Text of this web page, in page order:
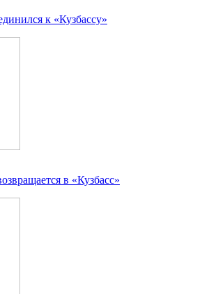
к «Кузбассу»
в «Кузбасс»